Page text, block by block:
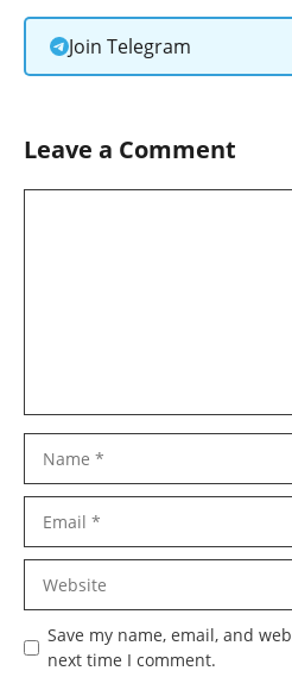
Join Telegram
Leave a Comment
Save my name, email, and
next time I comment.